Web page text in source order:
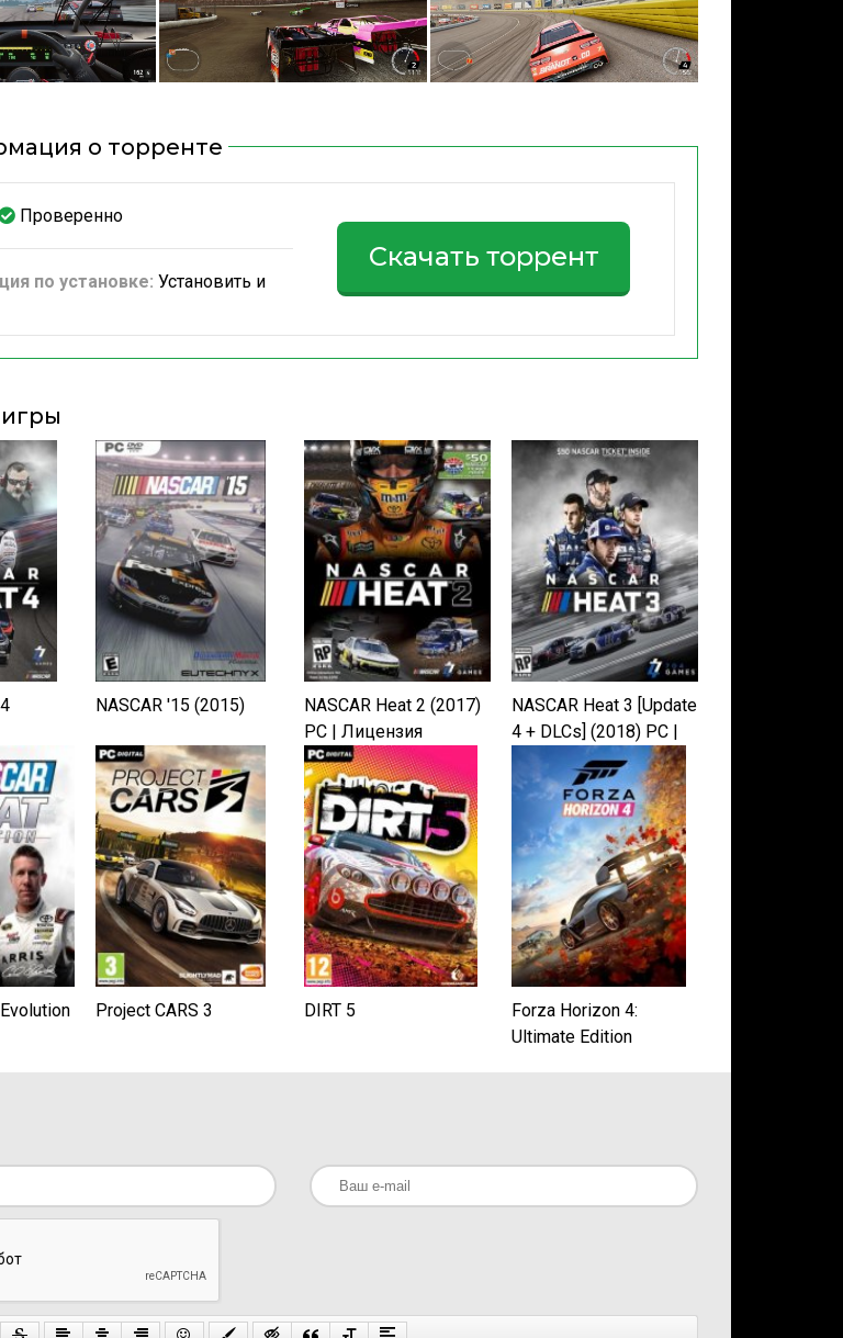
о торренте
Проверенно
по установке: Установить и
Скачать торрент
NASCAR '15 (2015)
NASCAR Heat 2 (2017)
PC | Лицензия
NASCAR Heat 3 [Update
4 + DLCs] (2018) PC |
Лицензия
Project CARS 3 DIRT 5
Forza Horizon 4:
Ultimate Edition